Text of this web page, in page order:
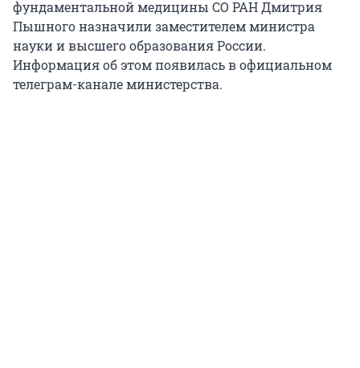
фундаментальной медицины СО РАН Дмитрия
Пышного назначили заместителем министра
науки и высшего образования России.
Информация об этом появилась в официальном
телеграм-канале министерства.